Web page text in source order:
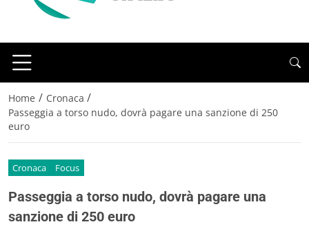
Home / Cronaca /
Passeggia a torso nudo, dovrà pagare una sanzione di 250
euro
Cronaca Focus
Passeggia a torso nudo, dovrà pagare una
sanzione di 250 euro